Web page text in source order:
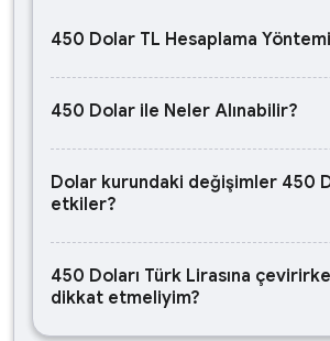
450 Dolar TL Hesaplama Yöntemi
450 Dolar ile Neler Alınabilir?
Dolar kurundaki değişimler 450
etkiler?
450 Doları Türk Lirasına
dikkat etmeliyim?